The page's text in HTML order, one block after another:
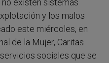
existen sistemas
y los malos
este miércoles, en
de la Mujer, Caritas
sociales que se